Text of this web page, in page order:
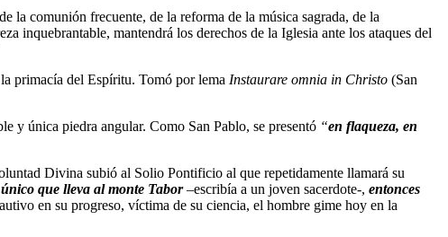
la comunión frecuente, de la reforma de la música sagrada, de la
inquebrantable, mantendrá los derechos de la Iglesia ante los ataques del
primacía del Espíritu. Tomó por lema Instaurare omnia in Christo (San
y única piedra angular. Como San Pablo, se presentó “en flaqueza, en
Divina subió al Solio Pontificio al que repetidamente llamará su
que lleva al monte Tabor–escribía a un joven sacerdote-, entonces
en su progreso, víctima de su ciencia, el hombre gime hoy en la